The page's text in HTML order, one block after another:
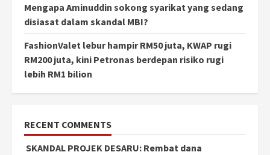
Mengapa Aminuddin sokong syarikat yang sedang
disiasat dalam skandal MBI?
FashionValet lebur hampir RM50 juta, KWAP rugi
RM200 juta, kini Petronas berdepan risiko rugi
lebih RM1 bilion
RECENT COMMENTS
SKANDAL PROJEK DESARU: Rembat dana